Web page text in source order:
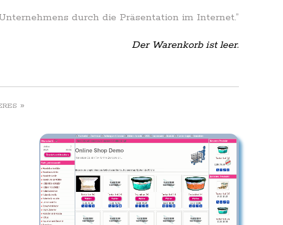
durch die Präsentation im Internet.”
Der Warenkorb ist leer.
»